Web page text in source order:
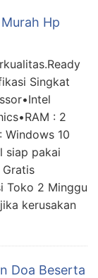
Hp
Singkat
: 2
Windows 10
siap pakai
Toko 2 Minggu
kerusakan
Doa Beserta